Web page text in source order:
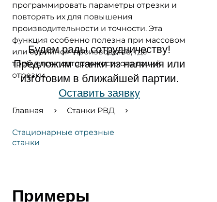
Главная Станки РВД
Стационарные отрезные
станки
программировать параметры отрезки и
повторять их для повышения
производительности и точности. Эта
функция особенно полезна при массовом
или серийном производстве, где
требуется повторяемость операций
отрезки.
Будем рады сотрудничеству!
Предложим станки из наличия или
изготовим в ближайшей партии.
Оставить заявку
Примеры